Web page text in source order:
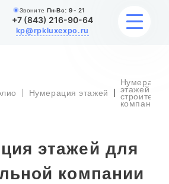
Звоните Пн-Вс: 9 - 21
+7 (843) 216-90-64
kp@rpkluxexpo.ru
Нумерация этажей
Нумерация
этажей для
компании
этажей для
компании